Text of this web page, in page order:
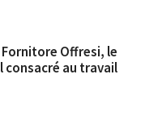
Offresi, le
au travail